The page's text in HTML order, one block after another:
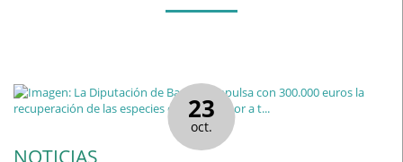
23
oct.
NOTICIAS